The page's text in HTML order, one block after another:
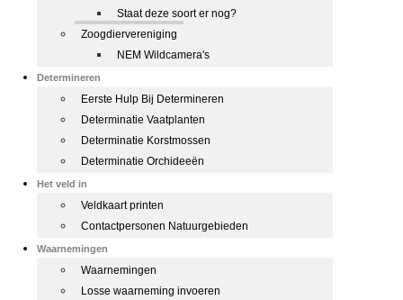
Staat deze soort er nog?
Zoogdiervereniging
NEM Wildcamera's
Determineren
Eerste Hulp Bij Determineren
Determinatie Vaatplanten
Determinatie Korstmossen
Determinatie Orchideeën
Het veld in
Veldkaart printen
Contactpersonen Natuurgebieden
Waarnemingen
Waarnemingen
Losse waarneming invoeren